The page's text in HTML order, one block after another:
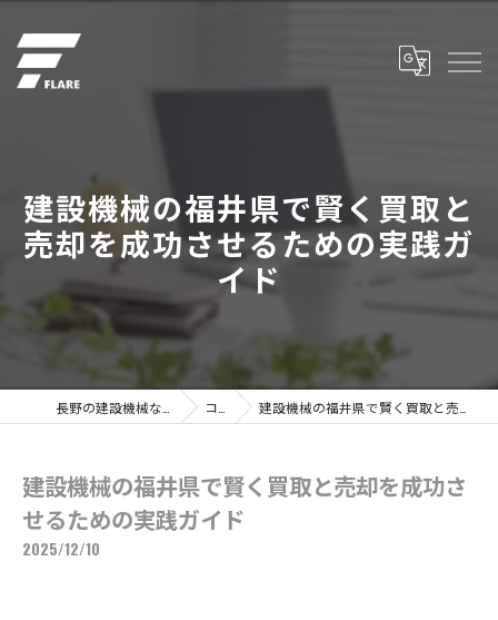
建設機械の福井県で賢く買取と
売却を成功させるための実践ガ
イド
コラム 建設機械の福井県で賢く買取と売却を成功させるための実践ガイド
建設機械の福井県で賢く買取と売却を成功さ
せるための実践ガイド
2025/12/10